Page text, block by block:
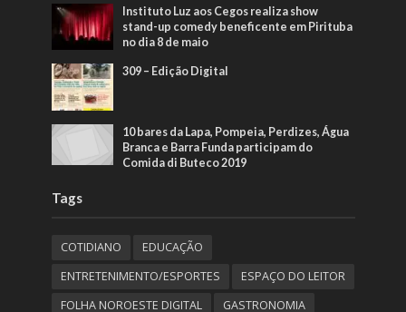
Instituto Luz aos Cegos realiza show
stand-up comedy beneficente em Pirituba
no dia 8 de maio
309 – Edição Digital
10 bares da Lapa, Pompeia, Perdizes, Água
Branca e Barra Funda participam do
Comida di Buteco 2019
Tags
COTIDIANO
EDUCAÇÃO
ENTRETENIMENTO/ESPORTES
ESPAÇO DO LEITOR
FOLHA NOROESTE DIGITAL
GASTRONOMIA